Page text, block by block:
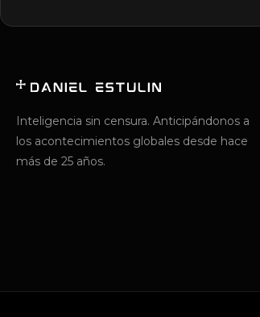
Inteligencia sin censura. Anticipándonos a
los acontecimientos globales desde hace
más de 25 años.